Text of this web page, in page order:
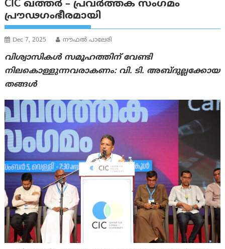
CIC ഖത്തർ – പ്രവർത്തക സംഗമം
പ്രൗഢഗംഭീരമായി
Dec 7, 2025 നൗഫല്‍ പാലേരി
വിശ്വാസികൾ സമൂഹത്തിന് വേണ്ടി
നിലകൊള്ളുന്നവരാകണം: വി. ടി. അബ്ദുല്ലക്കോയ
തങ്ങൾ